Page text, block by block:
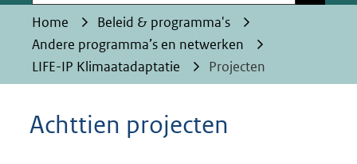
geweigerd.
Home
Beleid & programma's
Andere programma’s en netwerken
LIFE-IP Klimaatadaptatie
Projecten
Achttien projecten